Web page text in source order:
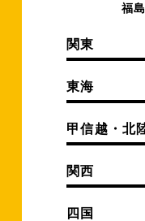
福
関東
東海
甲信越・北
関西
四国